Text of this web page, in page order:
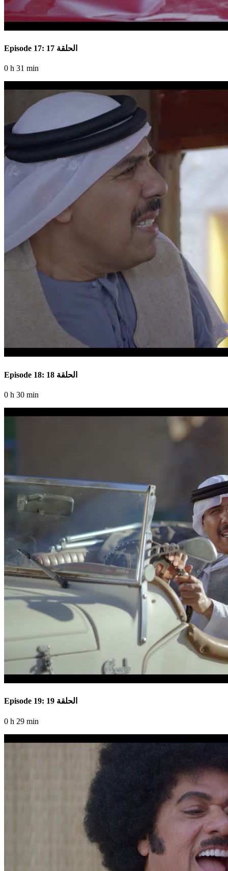
Episode 17: الحلقة 17
0 h 31 min
Episode 18: الحلقة 18
0 h 30 min
Episode 19: الحلقة 19
0 h 29 min